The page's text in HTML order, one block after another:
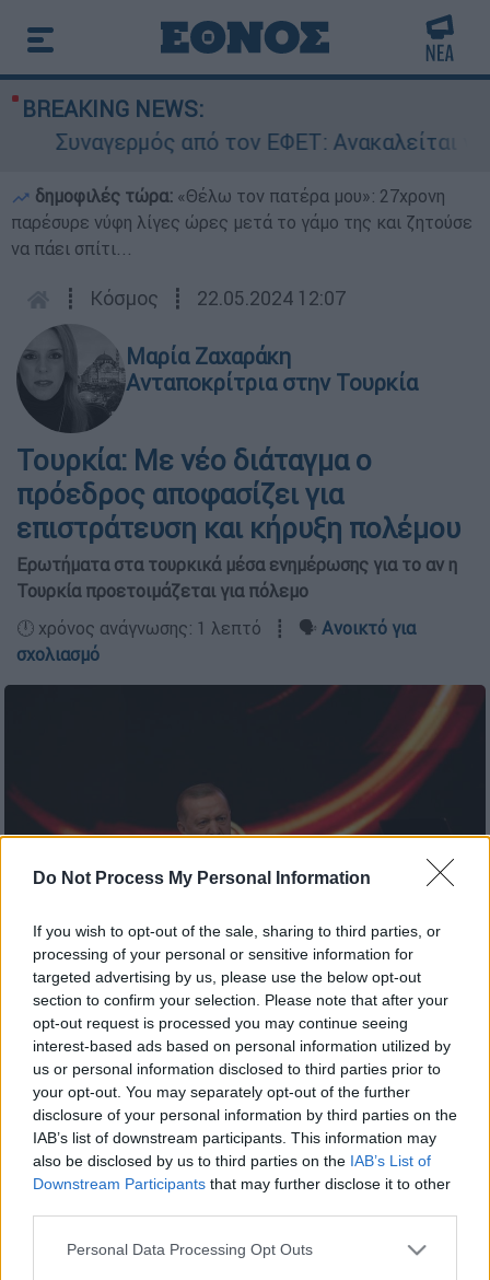
Do Not Process My Personal Information
If you wish to opt-out of the sale, sharing to third parties, or
processing of your personal or sensitive information for
targeted advertising by us, please use the below opt-out
section to confirm your selection. Please note that after your
opt-out request is processed you may continue seeing
interest-based ads based on personal information utilized by
us or personal information disclosed to third parties prior to
your opt-out. You may separately opt-out of the further
disclosure of your personal information by third parties on the
IAB’s list of downstream participants. This information may
also be disclosed by us to third parties on the IAB’s List of
Downstream Participants that may further disclose it to other
Please note that this website/app uses one or more Google
Personal Data Processing Opt Outs
BREAKING NEWS:
Συναγερμός από τον ΕΦΕΤ: Ανακαλείται
δημοφιλές τώρα: «Θέλω τον πατέρα μου»: 27χρονη
παρέσυρε νύφη λίγες ώρες μετά το γάμο της και ζητούσε
να πάει σπίτι...
┋ Κόσμος ┋ 22.05.2024 12:07
Μαρία Ζαχαράκη
Ανταποκρίτρια στην Τουρκία
Τουρκία: Με νέο διάταγμα ο
πρόεδρος αποφασίζει για
επιστράτευση και κήρυξη πολέμου
Ερωτήματα στα τουρκικά μέσα ενημέρωσης για το αν η
Τουρκία προετοιμάζεται για πόλεμο
🕛 χρόνος ανάγνωσης: 1 λεπτό ┋ 🗣️ Ανοικτό για
σχολιασμό
Ρετζέπ Ταγίπ Ερντογάν (AP)
Προσθέστε το ΕΘΝΟΣ στη Google
Με ένα νέο διάταγμα που υπέγραψε ο
Ρετζέπ Ταγίπ Ερντογάν, η εξουσία να
κηρύσσει επιστράτευση και πόλεμο περνά
από το υπουργικό συμβούλιο αποκλειστικά